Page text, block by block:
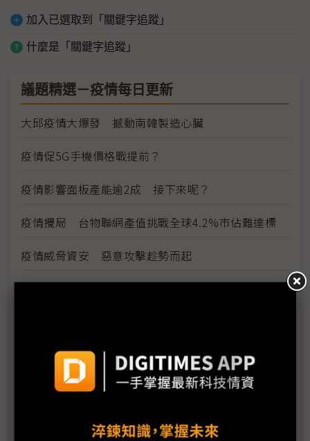
加入已選取到「關鍵字追蹤」
什麼是「關鍵字追蹤」
議題精選－疫情每日更新
大邱疫情大爆發 撼動南韓製造心臟
疫情促5G手機價格戰提前？
疫情影響面板產能逾2成 接下來呢？
疫情攪局 台物聯網產值挑戰全球4.2%市佔難達標
疫情威脅資安 惡意攻擊趁勢而起
因應疫情影響 供應鏈出招拚復工、推新服務
三星新機染疫 S20 Ultra傳供應不足
手機HDI出貨維持暢旺 惟2Q庫存風險逐漸攀高